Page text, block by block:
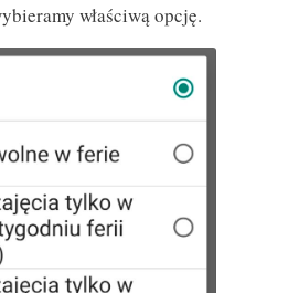
właściwą opcję.